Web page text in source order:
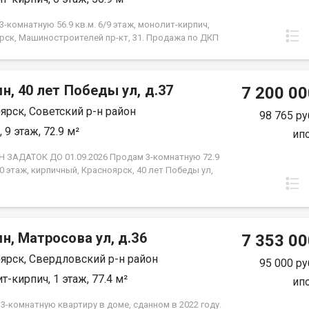
комнатную 56.9 кв.м. 6/9 этаж, монолит-кирпич,
Машиностроителей пр-кт, 31. Продажа по ДКП
40 лет Победы ул, д.37
Советский р-н район
9 этаж, 72.9 м²
ЗАДАТОК ДО 01.09.2026 Продам 3-комнатную 72.9
этаж, кирпичный, Красноярск, 40 лет Победы ул,
прихожей просторный квадратный холл, сан узел
2.65 м2. Новым владельцам остаётся вся мебель,
имеется в квартире. Это идеальный вариант для
или для тех, кто планирует её создание
безопасное пространство. · Детская поликлиника
пешком. · 2 детских сада — 6 минут пешком. ·
минут неспешной прогулки. Всё необходимое
7 200
98 765
Матросова ул, д.36
Свердловский р-н район
кирпич, 1 этаж, 77.4 м²
комнатную квартиру в доме, сданном в 2022 году.
7 353
95 000